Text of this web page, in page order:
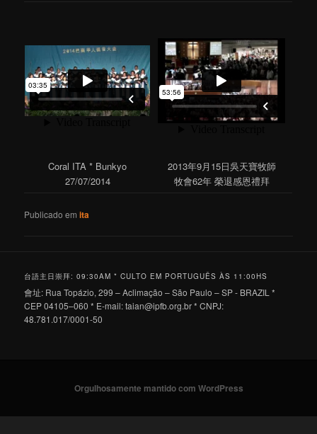
Coral ITA * Bunkyo
27/07/2014
2013年9月15日吳天寶牧師
牧會62年 榮退感恩禮拜
Publicado em ita
台語主日崇拜: 09:30AM * CULTO EM PORTUGUÊS ÀS 11:00HS
會址: Rua Topázio, 299 – Aclimação – São Paulo – SP - BRAZIL *
CEP 04105–060 * E-mail:taian@ipfb.org.br* CNPJ:
48.781.017/0001-50
Orgulhosamente mantido com WordPress